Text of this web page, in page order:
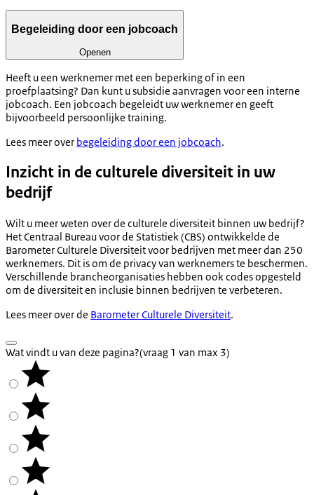
Begeleiding door een jobcoach
Openen
Heeft u een werknemer met een beperking of in een
proefplaatsing? Dan kunt u subsidie aanvragen voor een interne
jobcoach. Een jobcoach begeleidt uw werknemer en geeft
bijvoorbeeld persoonlijke training.
Lees meer over begeleiding door een jobcoach.
Inzicht in de culturele diversiteit in uw
bedrijf
Wilt u meer weten over de culturele diversiteit binnen uw bedrijf?
Het Centraal Bureau voor de Statistiek (CBS) ontwikkelde de
Barometer Culturele Diversiteit voor bedrijven met meer dan 250
werknemers. Dit is om de privacy van werknemers te beschermen.
Verschillende brancheorganisaties hebben ook codes opgesteld
om de diversiteit en inclusie binnen bedrijven te verbeteren.
Lees meer over de Barometer Culturele Diversiteit.
Wat vindt u van deze pagina?(vraag 1 van max 3)